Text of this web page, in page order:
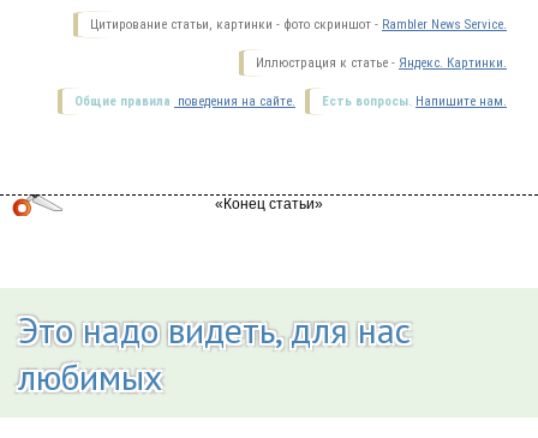
Цитирование статьи, картинки - фото скриншот - Rambler News Service.
Иллюстрация к статье - Яндекс. Картинки.
Есть вопросы. Напишите нам.
Общие правила поведения на сайте.
Это надо видеть, для нас
любимых